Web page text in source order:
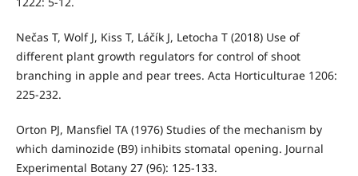
Nečas T, Wolf J, Kiss T, Láčík J, Letocha T (2018) Use of
different plant growth regulators for control of shoot
branching in apple and pear trees. Acta Horticulturae 1206:
225-232.
Orton PJ, Mansfiel TA (1976) Studies of the mechanism by
which daminozide (B9) inhibits stomatal opening. Journal
Experimental Botany 27 (96): 125-133.